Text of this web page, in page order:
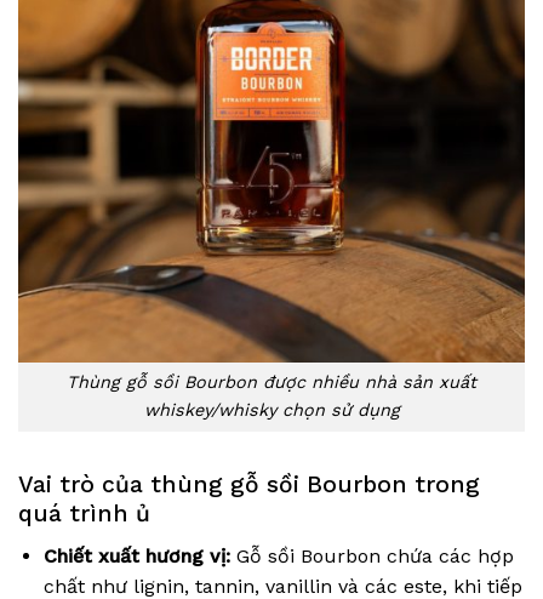
Thùng gỗ sồi Bourbon được nhiều nhà sản xuất
whiskey/whisky chọn sử dụng
Vai trò của thùng gỗ sồi Bourbon trong
quá trình ủ
Chiết xuất hương vị:Gỗ sồi Bourbon chứa các hợp
chất như lignin, tannin, vanillin và các este, khi tiếp